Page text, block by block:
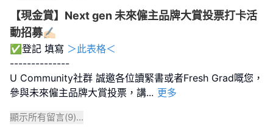
【現金賞】Next gen 未來僱主品牌大賞投票打卡活
動招募✍🏻
✅登記 填寫 ＞此表格＜
--------------
U Community社群 誠邀各位讀緊書或者Fresh Grad嘅您，
參與未來僱主品牌大賞投票，講... 更多
顯示所有留言(9)...